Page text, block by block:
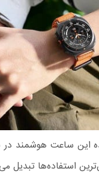
این ساعت
استفاده‌ها تبدیل